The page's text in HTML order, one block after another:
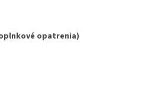
opatrenia)